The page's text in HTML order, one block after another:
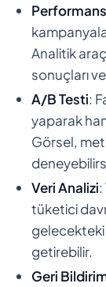
Analitik
sonuçları
A/B Testi:
yaparak
Görsel,
Veri Analizi:
tüketici
gelecekteki
getirebilir.
Geri